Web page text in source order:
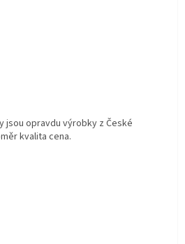
je 5 z 5 hvězdiček.
jsou opravdu výrobky z České
kvalita cena.
je 5 z 5 hvězdiček.